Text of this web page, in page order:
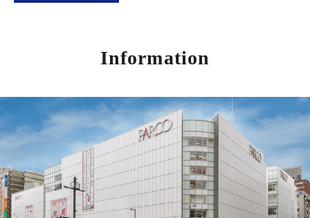
Information